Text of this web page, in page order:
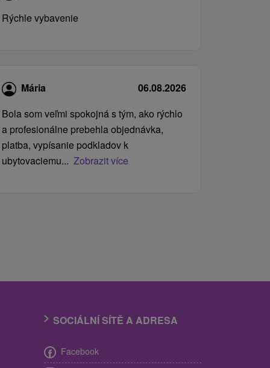
Rýchle vybavenie
Mária
06.08.2026
Bola som veľmi spokojná s tým, ako rýchlo
a profesionálne prebehla objednávka,
platba, vypísanie podkladov k
ubytovaciemu... Zobrazit více
SOCIÁLNÍ SÍTĚ A ADRESA
Facebook